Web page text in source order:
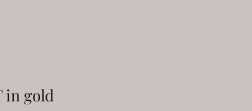
in gold